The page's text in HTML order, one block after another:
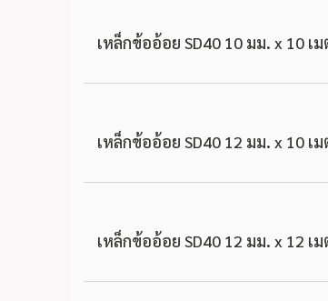
เหล็กข้ออ้อย SD40 10 มม. x 10 เม
เหล็กข้ออ้อย SD40 12 มม. x 10 เม
เหล็กข้ออ้อย SD40 12 มม. x 12 เม